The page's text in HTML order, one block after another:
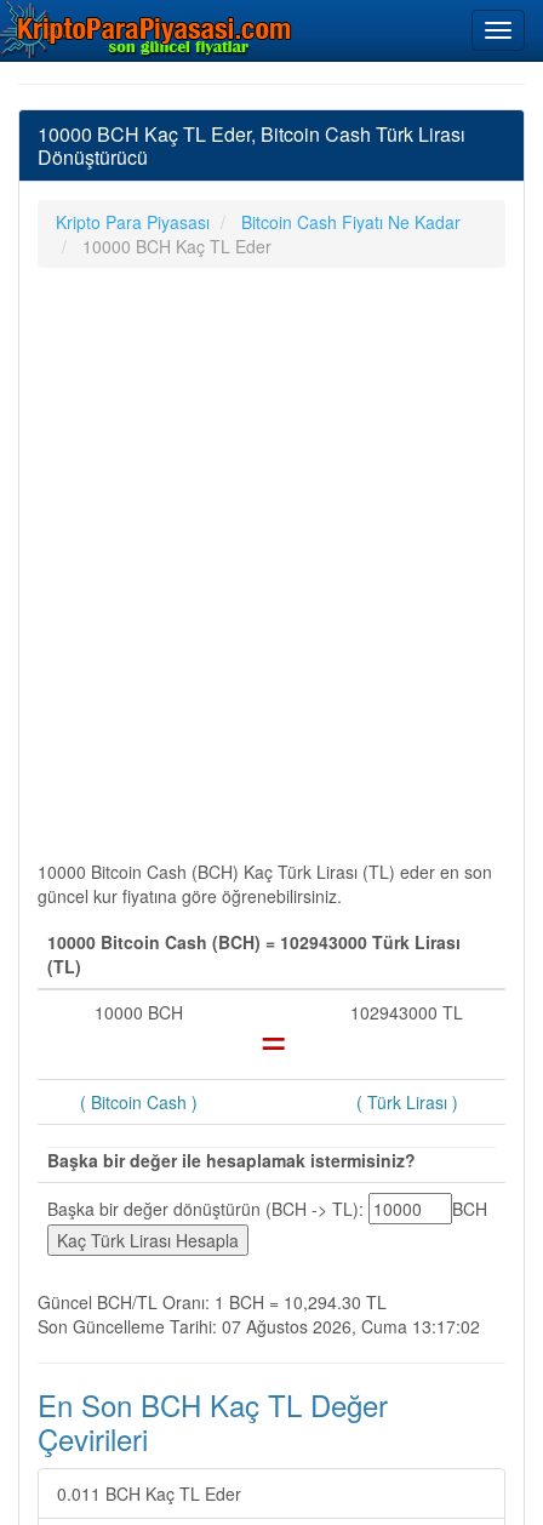
10000 BCH Kaç TL Eder, Bitcoin Cash Türk Lirası
Dönüştürücü
Kripto Para Piyasası
Bitcoin Cash Fiyatı Ne Kadar
10000 BCH Kaç TL Eder
10000 Bitcoin Cash (BCH) Kaç Türk Lirası (TL) eder en son
güncel kur fiyatına göre öğrenebilirsiniz.
10000 Bitcoin Cash (BCH) = 102943000 Türk Lirası
(TL)
10000 BCH
= 102943000 TL
( Bitcoin Cash ) ( Türk Lirası )
Başka bir değer ile hesaplamak istermisiniz?
Başka bir değer dönüştürün (BCH -> TL):
BCH
Güncel BCH/TL Oranı: 1 BCH = 10,294.30 TL
Son Güncelleme Tarihi: 07 Ağustos 2026, Cuma 13:17:02
En Son BCH Kaç TL Değer
Çevirileri
0.011 BCH Kaç TL Eder